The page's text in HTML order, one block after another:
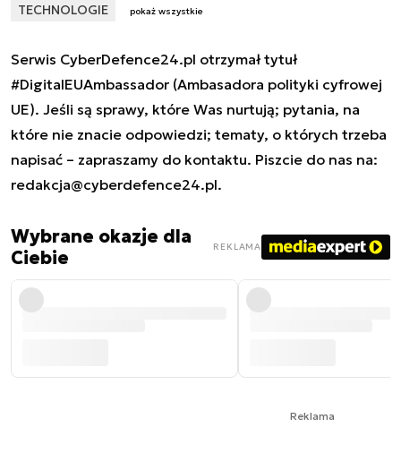
TECHNOLOGIE
pokaż wszystkie
Serwis CyberDefence24.pl otrzymał tytuł
#DigitalEUAmbassador (Ambasadora polityki cyfrowej
UE). Jeśli są sprawy, które Was nurtują; pytania, na
które nie znacie odpowiedzi; tematy, o których trzeba
napisać – zapraszamy do kontaktu. Piszcie do nas na:
redakcja@cyberdefence24.pl.
Wybrane okazje dla
Ciebie
REKLAMA
Reklama